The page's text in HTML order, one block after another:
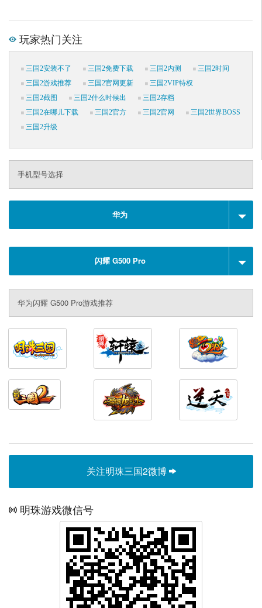
玩家热门关注
三国2安装不了 三国2免费下载 三国2内测
三国2时间
三国2游戏推荐
三国2官网更新
三国2VIP特权
三国2截图
三国2什么时候出
三国2存档
三国2在哪儿下载
三国2官方 三国2官网
三国2世界BOSS
三国2升级
手机型号选择
华为
闪耀 G500 Pro
华为闪耀 G500 Pro游戏推荐
关注明珠三国2微博
明珠游戏微信号